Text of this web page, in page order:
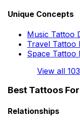
Unique Concepts
Music Tattoo
Travel Tattoo
Space Tattoo
View all 103
Best Tattoos For
Relationships